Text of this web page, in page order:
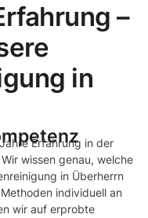
–
in
Erfahrung in der
wissen genau, welche
in Überherrn
individuell an
wir auf erprobte